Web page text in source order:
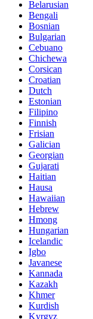
Belarusian
Bengali
Bosnian
Bulgarian
Cebuano
Chichewa
Corsican
Croatian
Dutch
Estonian
Filipino
Finnish
Frisian
Galician
Georgian
Gujarati
Haitian
Hausa
Hawaiian
Hebrew
Hmong
Hungarian
Icelandic
Igbo
Javanese
Kannada
Kazakh
Khmer
Kurdish
Kyrgyz